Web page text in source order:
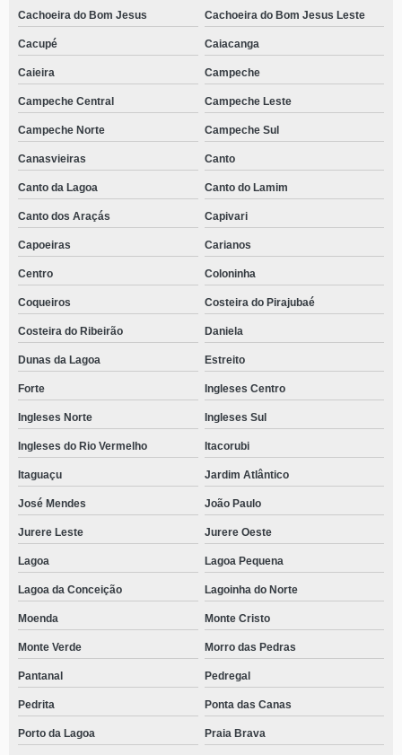
Cachoeira do Bom Jesus Cachoeira do Bom Jesus Leste
Cacupé Caiacanga
Caieira Campeche
Campeche Central Campeche Leste
Campeche Norte Campeche Sul
Canasvieiras Canto
Canto da Lagoa Canto do Lamim
Canto dos Araçás Capivari
Capoeiras Carianos
Centro Coloninha
Coqueiros Costeira do Pirajubaé
Costeira do Ribeirão Daniela
Dunas da Lagoa Estreito
Forte Ingleses Centro
Ingleses Norte Ingleses Sul
Ingleses do Rio Vermelho Itacorubi
Itaguaçu Jardim Atlântico
José Mendes João Paulo
Jurere Leste Jurere Oeste
Lagoa Lagoa Pequena
Lagoa da Conceição Lagoinha do Norte
Moenda Monte Cristo
Monte Verde Morro das Pedras
Pantanal Pedregal
Pedrita Ponta das Canas
Porto da Lagoa Praia Brava